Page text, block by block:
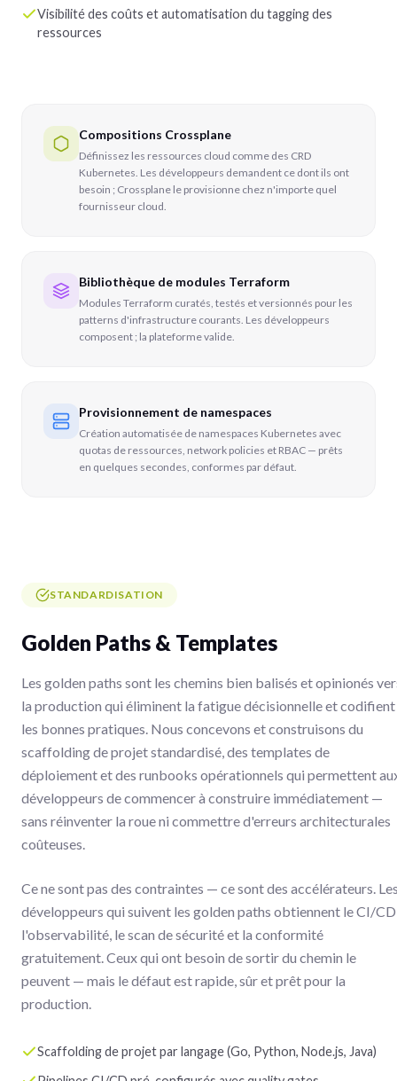
Compositions Crossplane
Définissez les ressources cloud comme des CRD
Kubernetes. Les développeurs demandent ce dont ils ont
besoin ; Crossplane le provisionne chez n'importe quel
fournisseur cloud.
Bibliothèque de modules Terraform
Modules Terraform curatés, testés et versionnés pour les
patterns d'infrastructure courants. Les développeurs
composent ; la plateforme valide.
Provisionnement de namespaces
Création automatisée de namespaces Kubernetes avec
quotas de ressources, network policies et RBAC — prêts
en quelques secondes, conformes par défaut.
Visibilité des coûts et automatisation du tagging des
ressources
STANDARDISATION
Golden Paths & Templates
Les golden paths sont les chemins bien balisés et opinionés
la production qui éliminent la fatigue décisionnelle et codifient
les bonnes pratiques. Nous concevons et construisons du
scaffolding de projet standardisé, des templates de
déploiement et des runbooks opérationnels qui permettent
développeurs de commencer à construire immédiatement —
sans réinventer la roue ni commettre d'erreurs architecturales
coûteuses.
Ce ne sont pas des contraintes — ce sont des accélérateurs.
développeurs qui suivent les golden paths obtiennent le CI/
l'observabilité, le scan de sécurité et la conformité
gratuitement. Ceux qui ont besoin de sortir du chemin le
peuvent — mais le défaut est rapide, sûr et prêt pour la
production.
Scaffolding de projet par langage (Go, Python, Node.js, Java)